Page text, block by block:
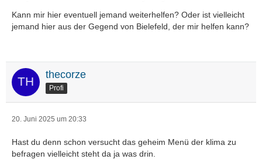
Kann mir hier eventuell jemand weiterhelfen? Oder ist vielleicht
jemand hier aus der Gegend von Bielefeld, der mir helfen kann?
thecorze
Profi
20. Juni 2025 um 20:33
Hast du denn schon versucht das geheim Menü der klima zu
befragen vielleicht steht da ja was drin.